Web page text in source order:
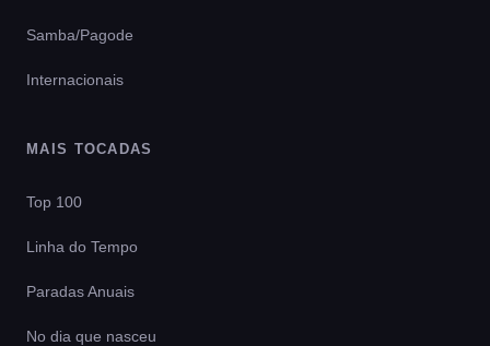
Samba/Pagode
Internacionais
MAIS TOCADAS
Top 100
Linha do Tempo
Paradas Anuais
No dia que nasceu